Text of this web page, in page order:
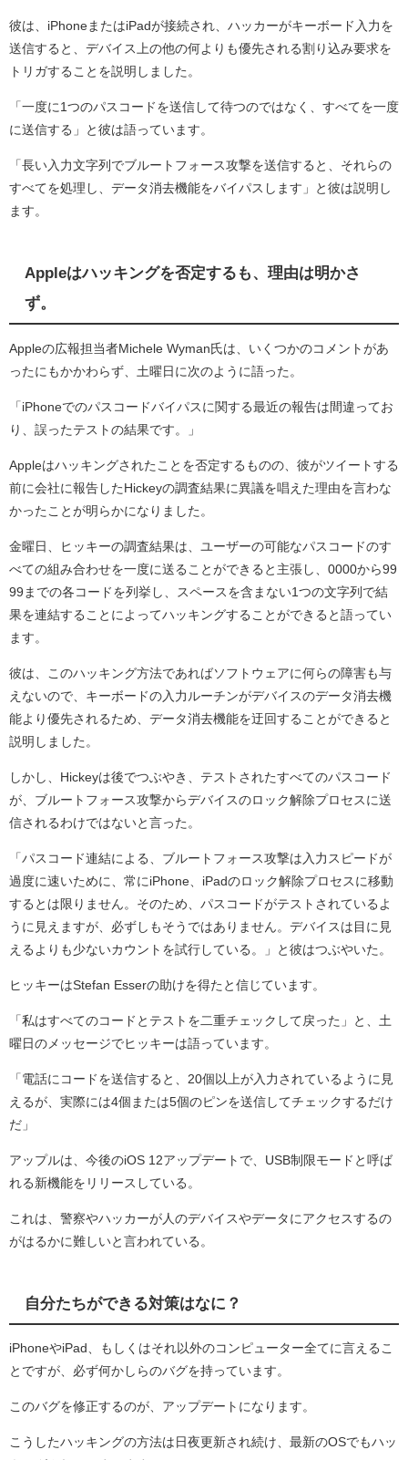
彼は、iPhoneまたはiPadが接続され、ハッカーがキーボード入力を
送信すると、デバイス上の他の何よりも優先される割り込み要求を
トリガすることを説明しました。
「一度に1つのパスコードを送信して待つのではなく、すべてを一度
に送信する」と彼は語っています。
「長い入力文字列でブルートフォース攻撃を送信すると、それらの
すべてを処理し、データ消去機能をバイパスします」と彼は説明し
ます。
Appleはハッキングを否定するも、理由は明かさ
ず。
Appleの広報担当者Michele Wyman氏は、いくつかのコメントがあ
ったにもかかわらず、土曜日に次のように語った。
「iPhoneでのパスコードバイパスに関する最近の報告は間違ってお
り、誤ったテストの結果です。」
Appleはハッキングされたことを否定するものの、彼がツイートする
前に会社に報告したHickeyの調査結果に異議を唱えた理由を言わな
かったことが明らかになりました。
金曜日、ヒッキーの調査結果は、ユーザーの可能なパスコードのす
べての組み合わせを一度に送ることができると主張し、0000から99
99までの各コードを列挙し、スペースを含まない1つの文字列で結
果を連結することによってハッキングすることができると語ってい
ます。
彼は、このハッキング方法であればソフトウェアに何らの障害も与
えないので、キーボードの入力ルーチンがデバイスのデータ消去機
能より優先されるため、データ消去機能を迂回することができると
説明しました。
しかし、Hickeyは後でつぶやき、テストされたすべてのパスコード
が、ブルートフォース攻撃からデバイスのロック解除プロセスに送
信されるわけではないと言った。
「パスコード連結による、ブルートフォース攻撃は入力スピードが
過度に速いために、常にiPhone、iPadのロック解除プロセスに移動
するとは限りません。そのため、パスコードがテストされているよ
うに見えますが、必ずしもそうではありません。デバイスは目に見
えるよりも少ないカウントを試行している。」と彼はつぶやいた。
ヒッキーはStefan Esserの助けを得たと信じています。
「私はすべてのコードとテストを二重チェックして戻った」と、土
曜日のメッセージでヒッキーは語っています。
「電話にコードを送信すると、20個以上が入力されているように見
えるが、実際には4個または5個のピンを送信してチェックするだけ
だ」
アップルは、今後のiOS 12アップデートで、USB制限モードと呼ば
れる新機能をリリースしている。
これは、警察やハッカーが人のデバイスやデータにアクセスするの
がはるかに難しいと言われている。
自分たちができる対策はなに？
iPhoneやiPad、もしくはそれ以外のコンピューター全てに言えるこ
とですが、必ず何かしらのバグを持っています。
このバグを修正するのが、アップデートになります。
こうしたハッキングの方法は日夜更新され続け、最新のOSでもハッ